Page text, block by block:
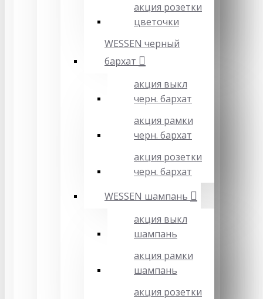
акция розетки
цветочки
WESSEN черный
бархат
акция выкл
черн. бархат
акция рамки
черн. бархат
акция розетки
черн. бархат
WESSEN шампань
акция выкл
шампань
акция рамки
шампань
акция розетки